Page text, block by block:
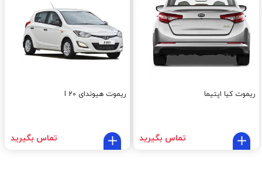
ریموت کیا اپتیما
تماس بگیرید
ریموت هیوندای I 20
تماس بگیرید